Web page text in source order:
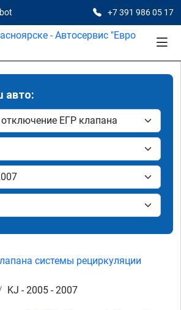
+7 391 986 05 17
авто:
системы рециркуляции
KJ - 2005 - 2007